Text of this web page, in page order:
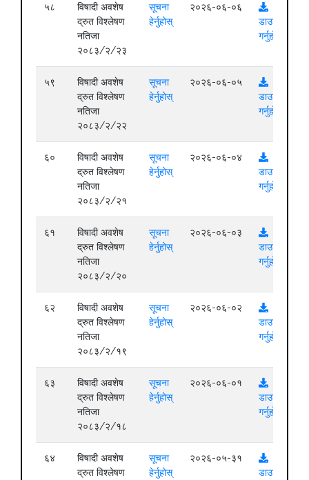
५८
विषादी अवशेष
द्रुत विश्लेषण
नतिजा
२०८३/२/२३
सूचना
हेर्नुहोस्
२०२६-०६-०६
डाउनलोड
गर्नुहोस्
५९
विषादी अवशेष
द्रुत विश्लेषण
नतिजा
२०८३/२/२२
सूचना
हेर्नुहोस्
२०२६-०६-०५
डाउनलोड
गर्नुहोस्
६०
विषादी अवशेष
द्रुत विश्लेषण
नतिजा
२०८३/२/२१
सूचना
हेर्नुहोस्
२०२६-०६-०४
डाउनलोड
गर्नुहोस्
६१
विषादी अवशेष
द्रुत विश्लेषण
नतिजा
२०८३/२/२०
सूचना
हेर्नुहोस्
२०२६-०६-०३
डाउनलोड
गर्नुहोस्
६२
विषादी अवशेष
द्रुत विश्लेषण
नतिजा
२०८३/२/१९
सूचना
हेर्नुहोस्
२०२६-०६-०२
डाउनलोड
गर्नुहोस्
६३
विषादी अवशेष
द्रुत विश्लेषण
नतिजा
२०८३/२/१८
सूचना
हेर्नुहोस्
२०२६-०६-०१
डाउनलोड
गर्नुहोस्
६४
विषादी अवशेष
द्रुत विश्लेषण
सूचना
हेर्नुहोस्
२०२६-०५-३१
डाउनलोड